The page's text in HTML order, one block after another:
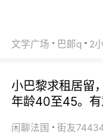
文学广场 巴郞q 2
小巴黎求租居留
年龄40至45。
闲聊法国